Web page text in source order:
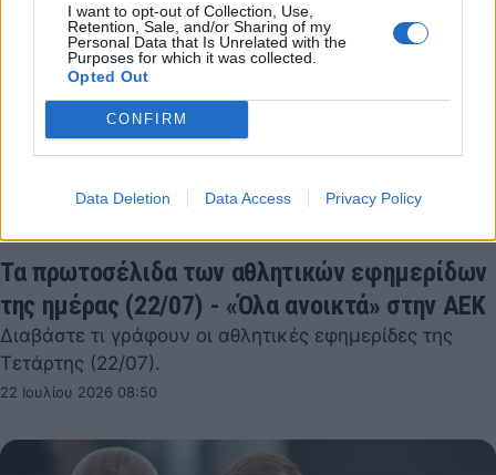
I want to opt-out of Collection, Use,
Retention, Sale, and/or Sharing of my
Personal Data that Is Unrelated with the
Purposes for which it was collected.
Opted Out
CONFIRM
Data Deletion Data Access Privacy Policy
Τα πρωτοσέλιδα των αθλητικών εφημερίδων
της ημέρας (22/07) - «Όλα ανοικτά» στην ΑΕΚ
Διαβάστε τι γράφουν οι αθλητικές εφημερίδες της
Τετάρτης (22/07).
22 Ιουλίου 2026 08:50